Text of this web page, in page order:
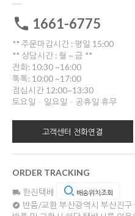
1661-6775
** 주문마감시간 : 평일 15:00
** 상담시간 : 월 ~ 금 **
전화: 10:30 ~16:00
톡톡: 10:00 ~17:00
점심시간 12:00~13:30
토요일ㆍ일요일ㆍ공휴일 휴무
고객센터 전화연결
ORDER TRACKING
한진택배 배송위치조회
반품/교환 부산광역시 부산진